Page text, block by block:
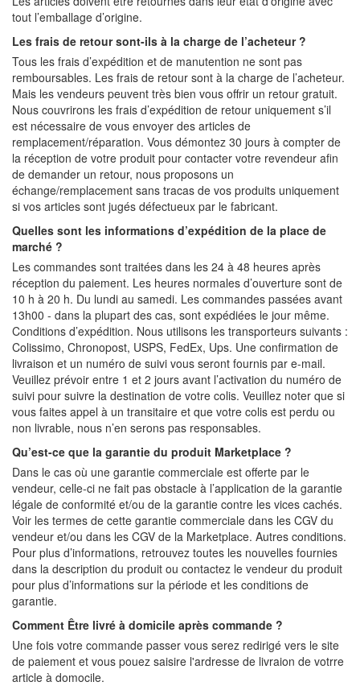
tout l’emballage d’origine.
Les frais de retour sont-ils à la charge de l’acheteur ?
Tous les frais d’expédition et de manutention ne sont pas
remboursables. Les frais de retour sont à la charge de l’acheteur.
Mais les vendeurs peuvent très bien vous offrir un retour gratuit.
Nous couvrirons les frais d’expédition de retour uniquement s’il
est nécessaire de vous envoyer des articles de
remplacement/réparation. Vous démontez 30 jours à compter de
la réception de votre produit pour contacter votre revendeur afin
de demander un retour, nous proposons un
échange/remplacement sans tracas de vos produits uniquement
si vos articles sont jugés défectueux par le fabricant.
Quelles sont les informations d’expédition de la place de
marché ?
Les commandes sont traitées dans les 24 à 48 heures après
réception du paiement. Les heures normales d’ouverture sont de
10 h à 20 h. Du lundi au samedi. Les commandes passées avant
13h00 - dans la plupart des cas, sont expédiées le jour même.
Conditions d’expédition. Nous utilisons les transporteurs suivants :
Colissimo, Chronopost, USPS, FedEx, Ups. Une confirmation de
livraison et un numéro de suivi vous seront fournis par e-mail.
Veuillez prévoir entre 1 et 2 jours avant l’activation du numéro de
suivi pour suivre la destination de votre colis. Veuillez noter que si
vous faites appel à un transitaire et que votre colis est perdu ou
non livrable, nous n’en serons pas responsables.
Qu’est-ce que la garantie du produit Marketplace ?
Dans le cas où une garantie commerciale est offerte par le
vendeur, celle-ci ne fait pas obstacle à l’application de la garantie
légale de conformité et/ou de la garantie contre les vices cachés.
Voir les termes de cette garantie commerciale dans les CGV du
vendeur et/ou dans les CGV de la Marketplace. Autres conditions.
Pour plus d’informations, retrouvez toutes les nouvelles fournies
dans la description du produit ou contactez le vendeur du produit
pour plus d’informations sur la période et les conditions de
garantie.
Comment Être livré à domicile après commande ?
Une fois votre commande passer vous serez redirigé vers le site
de paiement et vous pouez saisire l'ardresse de livraion de votrre
article à domocile.